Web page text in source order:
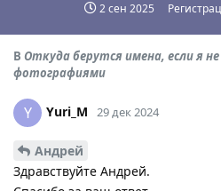
2 сен 2025
В Откуда берутся имена, если я
фотографиями
Y Yuri_M 29 дек 2024
Андрей
Здравствуйте Андрей.